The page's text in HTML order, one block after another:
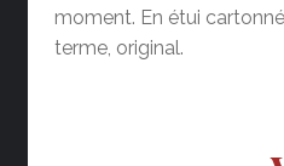
moment. En étui
terme, original.